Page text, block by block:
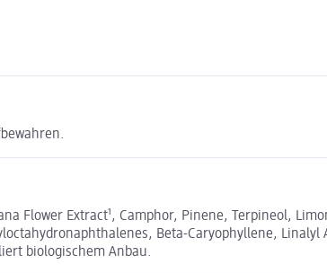
Flower Extract¹, Camphor, Pinene, Terpineol,
Beta-Caryophyllene,
biologischem Anbau.